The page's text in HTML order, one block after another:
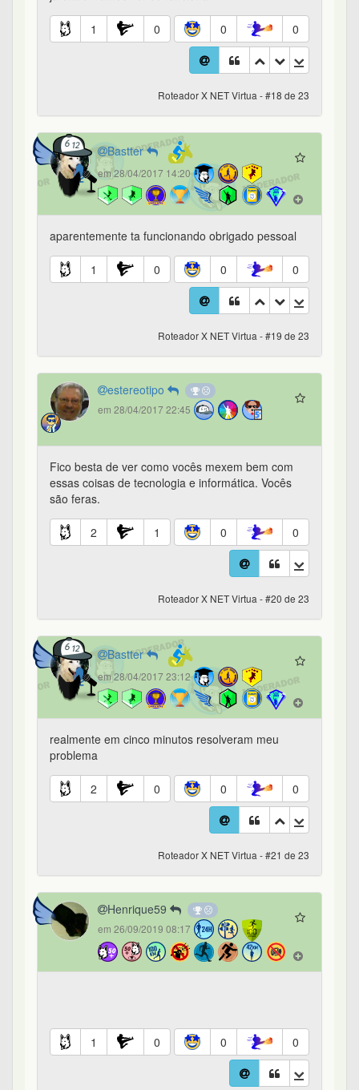
1 0 0 0
Roteador X NET Virtua - #18 de 23
Bastter
em 28/04/2017 14:20
aparentemente ta funcionando obrigado pessoal
1 0 0 0
Roteador X NET Virtua - #19 de 23
estereotipo
em 28/04/2017 22:45
Fico besta de ver como vocês mexem bem com
essas coisas de tecnologia e informática. Vocês
são feras.
2 1 0 0
Roteador X NET Virtua - #20 de 23
Bastter
em 28/04/2017 23:12
realmente em cinco minutos resolveram meu
problema
2 0 0 0
Roteador X NET Virtua - #21 de 23
Henrique59
em 26/09/2019 08:17
1 0 0 0